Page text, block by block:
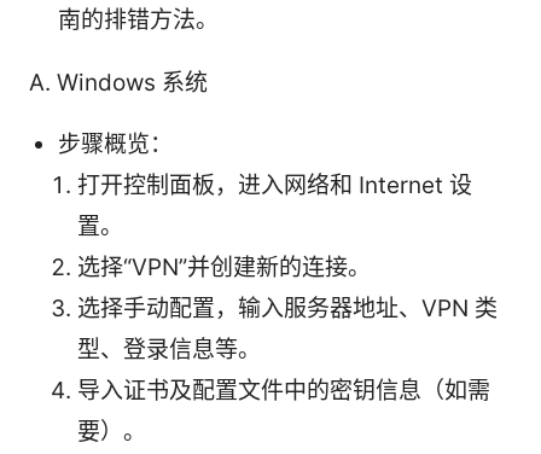
南的排错方法。
A. Windows 系统
步骤概览：
打开控制面板，进入网络和 Internet 设
置。
选择“VPN”并创建新的连接。
选择手动配置，输入服务器地址、VPN 类
型、登录信息等。
导入证书及配置文件中的密钥信息（如需
要）。